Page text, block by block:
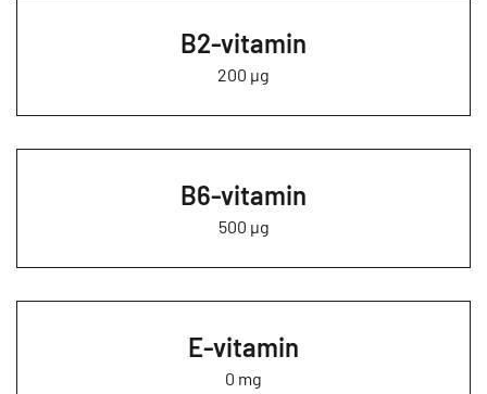
B2-vitamin
200 µg
B6-vitamin
500 µg
E-vitamin
0 mg